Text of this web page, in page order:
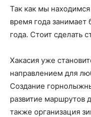
Так как мы
время года занимает
года. Стоит сделать
Хакасия уже
направлением для
Создание
развитие маршрутов
также организация